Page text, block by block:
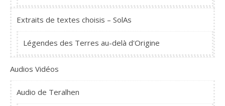
Extraits de textes choisis – SolAs
Légendes des Terres au-delà d'Origine
Audios Vidéos
Audio de Teralhen